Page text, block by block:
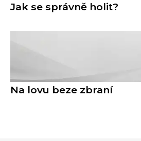
Jak se správně holit?
Na lovu beze zbraní